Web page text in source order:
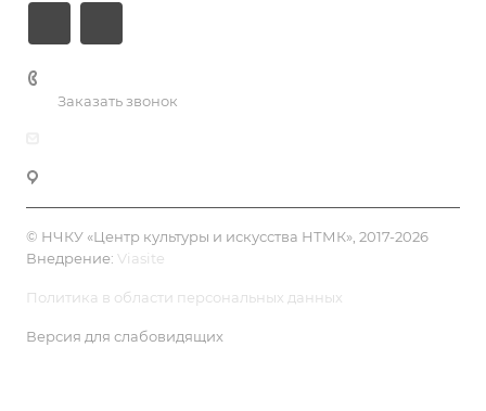
Заказать звонок
© НЧКУ «Центр культуры и искусства НТМК», 2017-2026
Внедрение: Viasite
Политика в области персональных данных
Версия для слабовидящих